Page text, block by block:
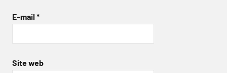
E-mail *
Site web